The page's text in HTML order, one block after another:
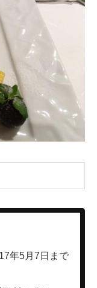
年5月7日まで